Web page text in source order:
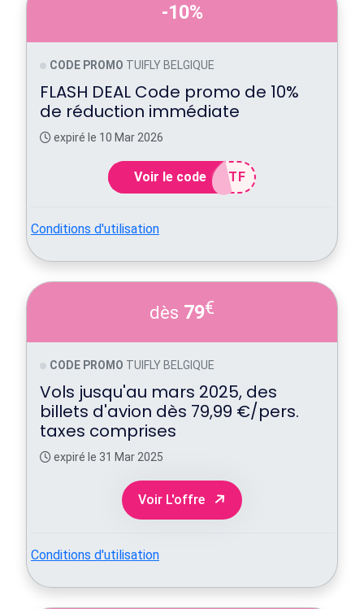
-10%
CODE PROMO TUIFLY BELGIQUE
FLASH DEAL Code promo de 10%
de réduction immédiate
expiré le 10 Mar 2026
Voir le code 6TF
Conditions d'utilisation
dès 79€
CODE PROMO TUIFLY BELGIQUE
Vols jusqu'au mars 2025, des
billets d'avion dès 79,99 €/pers.
taxes comprises
expiré le 31 Mar 2025
Voir L'offre
Conditions d'utilisation